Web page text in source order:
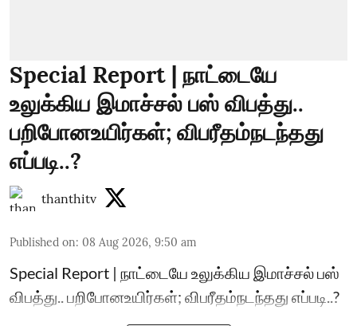
Special Report | நாட்டையே
உலுக்கிய இமாச்சல் பஸ் விபத்து..
பறிபோனஉயிர்கள்; விபரீதம்நடந்தது
எப்படி..?
thanthitv
Published on: 08 Aug 2026, 9:50 am
Special Report | நாட்டையே உலுக்கிய இமாச்சல் பஸ்
விபத்து.. பறிபோனஉயிர்கள்; விபரீதம்நடந்தது எப்படி..?